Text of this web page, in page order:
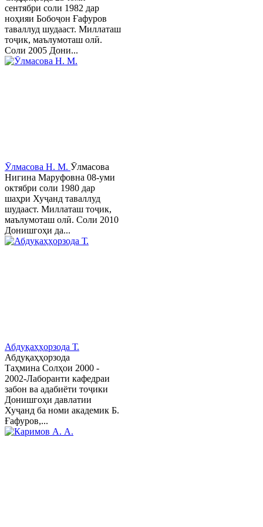
сентябри соли 1982 дар
ноҳияи Бобоҷон Ғафуров
таваллуд шудааст. Миллаташ
тоҷик, маълумоташ олӣ.
Соли 2005 Дони...
Ӯлмасова Н. М. Ӯлмасова
Нигина Маруфовна 08-уми
октябри соли 1980 дар
шаҳри Хуҷанд таваллуд
шудааст. Миллаташ тоҷик,
маълумоташ олӣ. Соли 2010
Донишгоҳи да...
Абдуқаҳҳорзода Т.
Абдуқаҳҳорзода
Таҳмина Солҳои 2000 -
2002-Лаборанти кафедраи
забон ва адабиёти тоҷики
Донишгоҳи давлатии
Хуҷанд ба номи академик Б.
Ғафуров,...